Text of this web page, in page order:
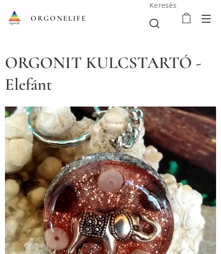
ORGONELIFE
Keresés
ORGONIT KULCSTARTÓ -
Elefánt